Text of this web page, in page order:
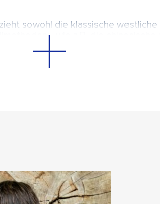
sowohl die klassische westliche
- wie z.B. die chinesische
Kernstück die Energie-Anatomie des